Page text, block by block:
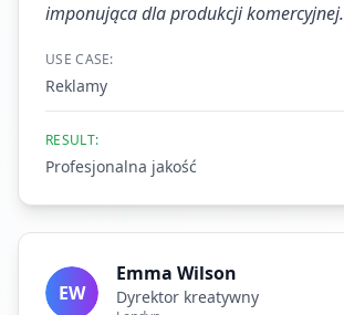
imponująca dla produkcji komercyjnej.
USE CASE:
Reklamy
RESULT:
Profesjonalna jakość
EW
Emma Wilson
Dyrektor kreatywny